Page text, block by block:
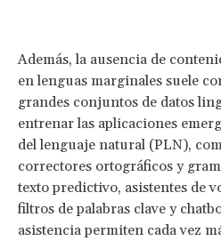
Además, la ausencia de
en lenguas marginales suele
grandes conjuntos de datos
entrenar las aplicaciones
del lenguaje natural (PLN),
correctores ortográficos y
texto predictivo, asistentes de
filtros de palabras clave y
asistencia permiten cada vez